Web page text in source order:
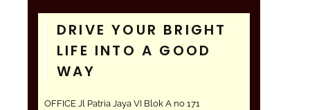
DRIVE YOUR BRIGHT
LIFE INTO A GOOD
WAY
OFFICE Jl Patria Jaya VI Blok A no 171